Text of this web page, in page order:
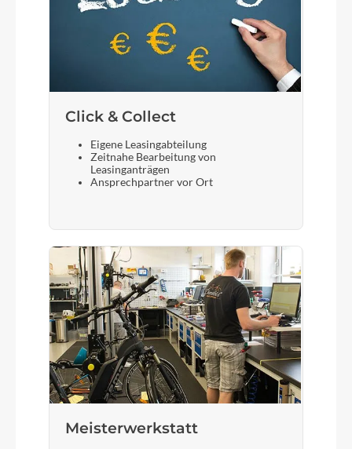
Click & Collect
Eigene Leasingabteilung
Zeitnahe Bearbeitung von
Leasinganträgen
Ansprechpartner vor Ort
Meisterwerkstatt